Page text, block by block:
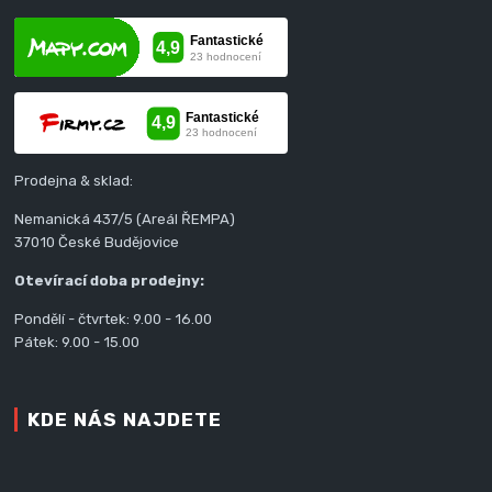
Prodejna & sklad:
Nemanická 437/5 (Areál ŘEMPA)
37010 České Budějovice
Otevírací doba prodejny:
Pondělí - čtvrtek: 9.00 - 16.00
Pátek: 9.00 - 15.00
KDE NÁS NAJDETE